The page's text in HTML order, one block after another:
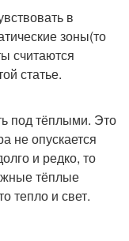
в
зоны(то
считаются
статье.
под тёплыми. Это
не опускается
и редко, то
тёплые
тепло и свет.